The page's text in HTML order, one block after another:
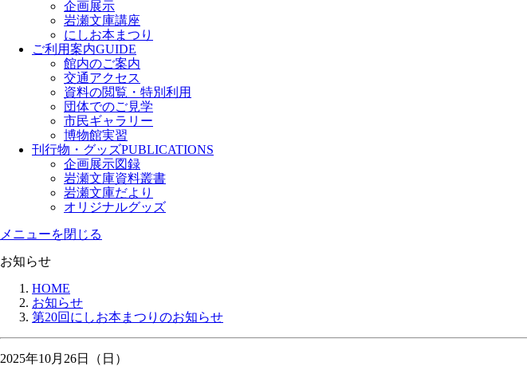
企画展示
岩瀬文庫講座
にしお本まつり
ご利用案内GUIDE
館内のご案内
交通アクセス
資料の閲覧・特別利用
団体でのご見学
市民ギャラリー
博物館実習
刊行物・グッズPUBLICATIONS
企画展示図録
岩瀬文庫資料叢書
岩瀬文庫だより
オリジナルグッズ
メニューを閉じる
お知らせ
HOME
お知らせ
第20回にしお本まつりのお知らせ
2025年10月26日（日）